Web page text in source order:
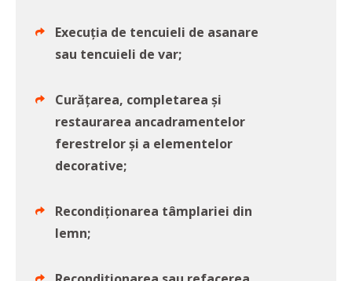
Execuția de tencuieli de asanare
sau tencuieli de var;
Curățarea, completarea și
restaurarea ancadramentelor
ferestrelor și a elementelor
decorative;
Recondiționarea tâmplariei din
lemn;